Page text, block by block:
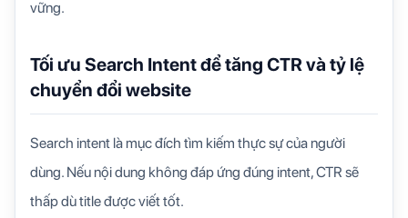
vững.
Tối ưu Search Intent để tăng CTR và tỷ lệ
chuyển đổi website
Search intent là mục đích tìm kiếm thực sự của người
dùng. Nếu nội dung không đáp ứng đúng intent, CTR sẽ
thấp dù title được viết tốt.